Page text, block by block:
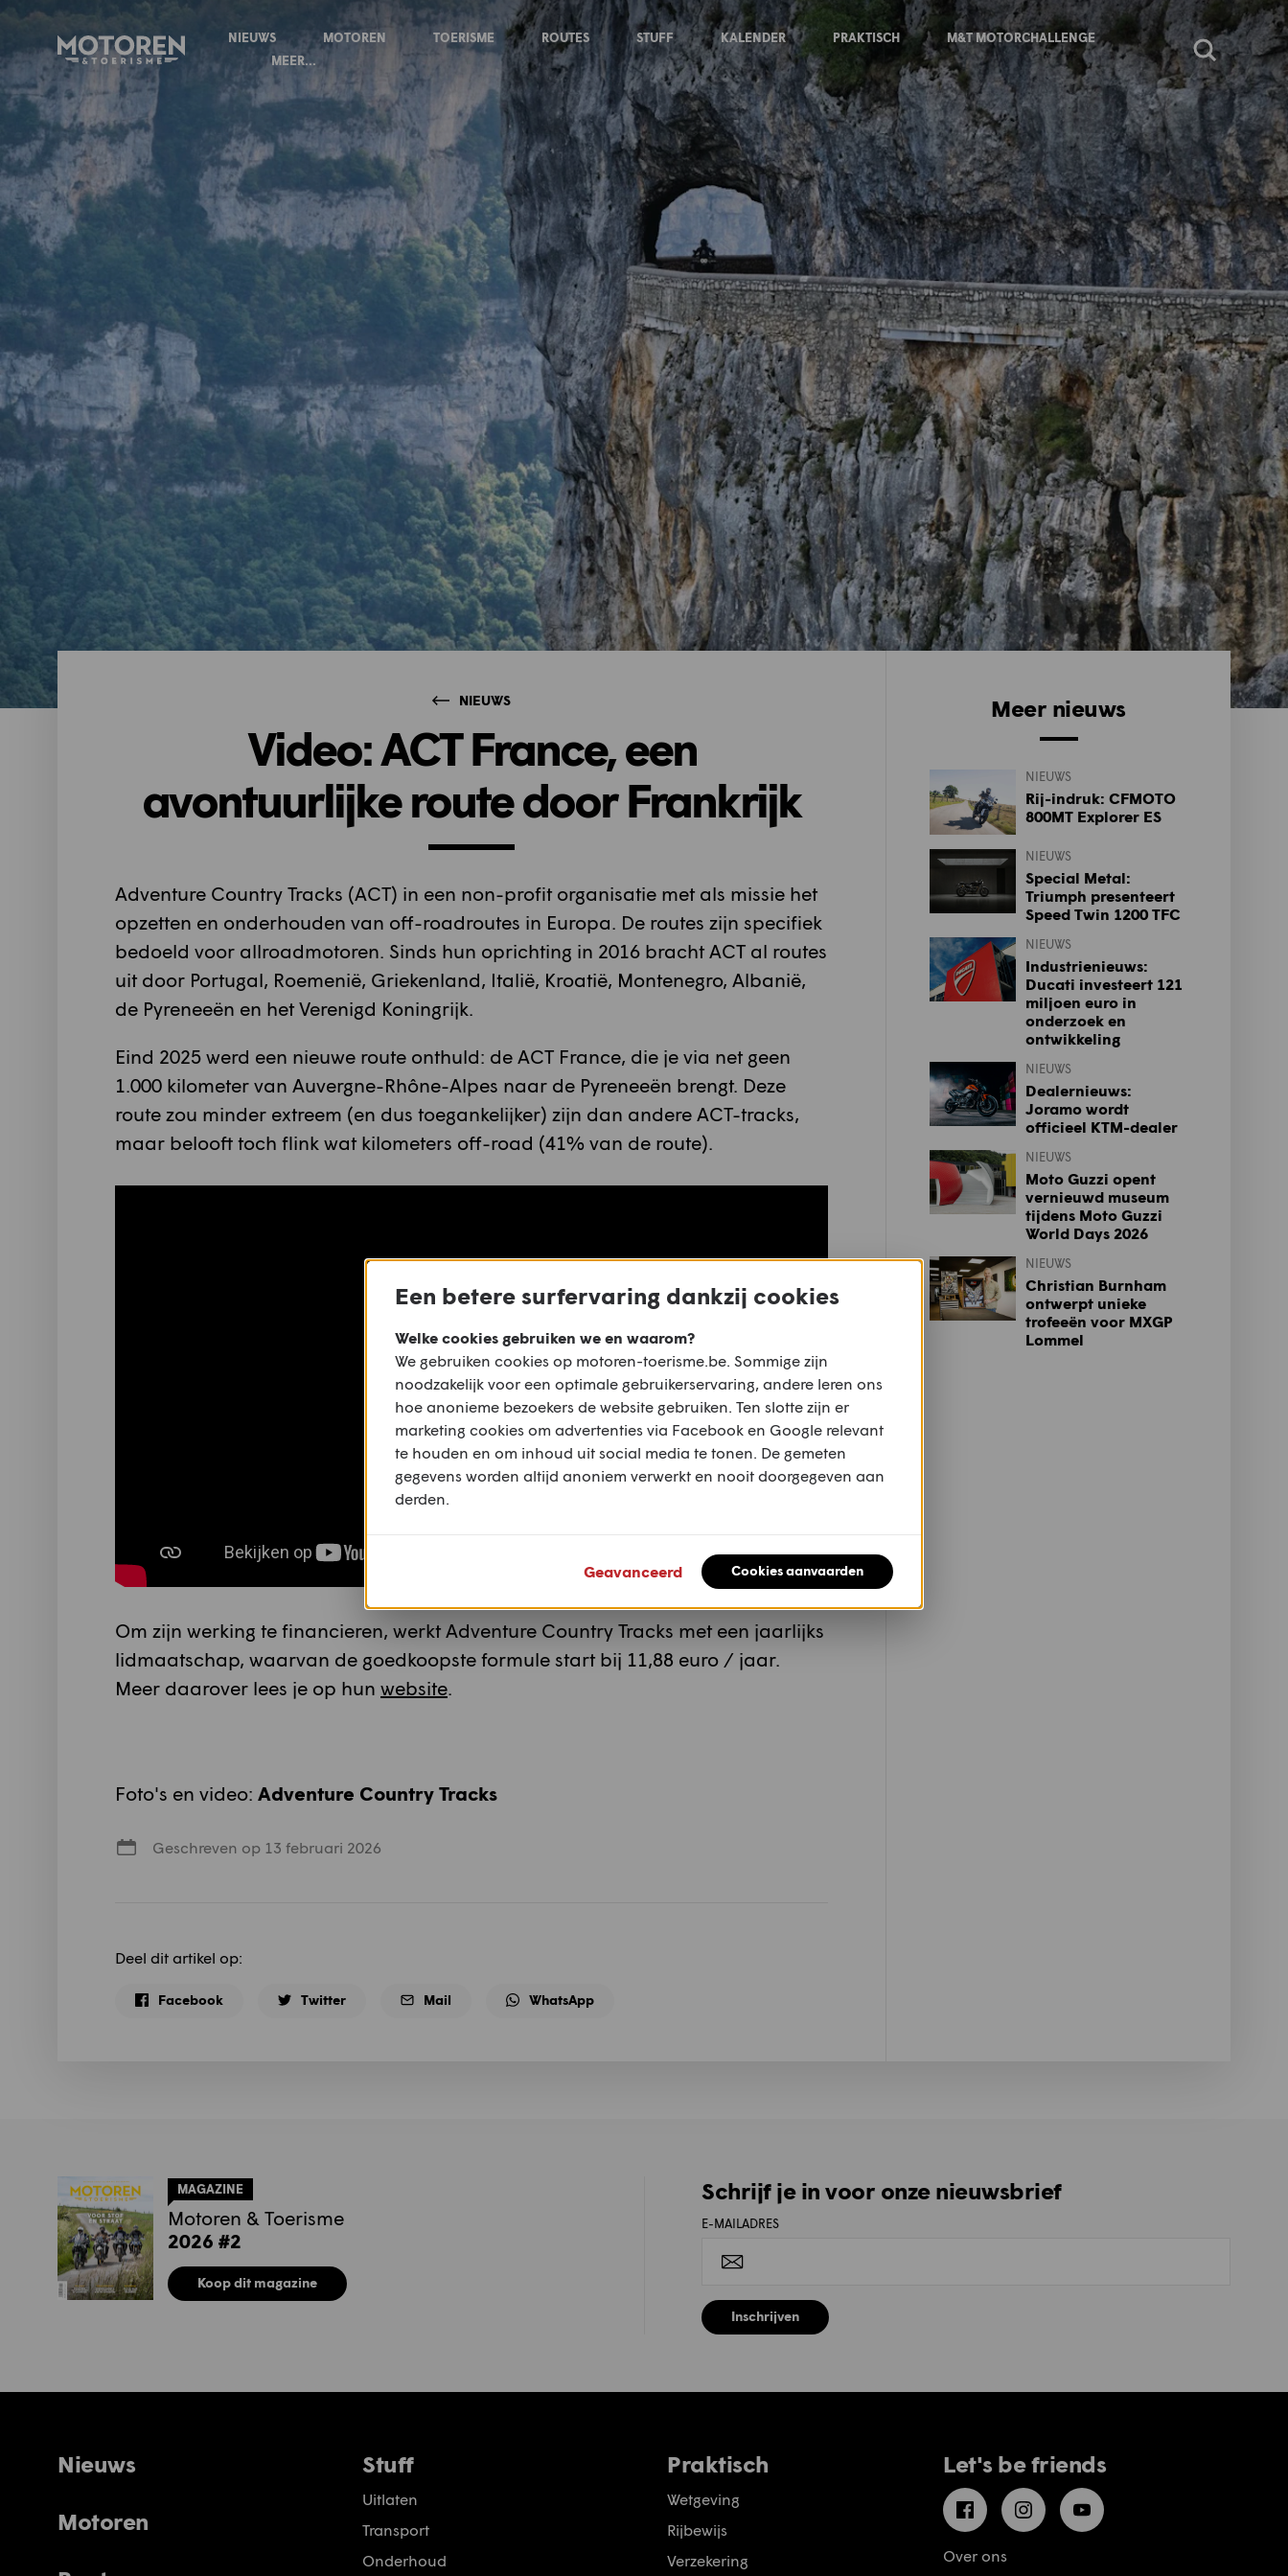
Homepage
NIEUWS MOTOREN TOERISME ROUTES STUFF KALENDER PRAKTISCH
M&T MOTORCHALLENGE
MEER...
Zoeken
NIEUWS
Video: ACT France, een
avontuurlijke route door Frankrijk
Adventure Country Tracks (ACT) in een non-profit organisatie met als missie het
opzetten en onderhouden van off-roadroutes in Europa. De routes zijn specifiek
bedoeld voor allroadmotoren. Sinds hun oprichting in 2016 bracht ACT al routes
uit door Portugal, Roemenië, Griekenland, Italië, Kroatië, Montenegro, Albanië,
de Pyreneeën en het Verenigd Koningrijk.
Eind 2025 werd een nieuwe route onthuld: de ACT France, die je via net geen
1.000 kilometer van Auvergne-Rhône-Alpes naar de Pyreneeën brengt. Deze
route zou minder extreem (en dus toegankelijker) zijn dan andere ACT-tracks,
maar belooft toch flink wat kilometers off-road (41% van de route).
Om zijn werking te financieren, werkt Adventure Country Tracks met een jaarlijks
lidmaatschap, waarvan de goedkoopste formule start bij 11,88 euro / jaar.
Meer daarover lees je op hun website
Foto's en video: Adventure Country Tracks
Geschreven op 13 februari 2026
Deel dit artikel op:
Facebook Twitter Mail WhatsApp
Meer nieuws
NIEUWS
Rij-indruk: CFMOTO
800MT Explorer ES
NIEUWS
Special Metal:
Triumph presenteert
Speed Twin 1200 TFC
NIEUWS
Industrienieuws:
Ducati investeert 121
miljoen euro in
onderzoek en
ontwikkeling
NIEUWS
Dealernieuws:
Joramo wordt
officieel KTM-dealer
NIEUWS
Moto Guzzi opent
vernieuwd museum
tijdens Moto Guzzi
World Days 2026
NIEUWS
Christian Burnham
ontwerpt unieke
trofeeën voor MXGP
Lommel
MAGAZINE
Motoren & Toerisme
2026 #2
Koop dit magazine
Schrijf je in voor onze nieuwsbrief
E-MAILADRES
Inschrijven
Nieuws
Motoren
Stuff
Uitlaten
Transport
Onderhoud
Praktisch
Wetgeving
Rijbewijs
Verzekering
Let's be friends
FacebookInstagramYouTube
Over ons
Een betere surfervaring dankzij cookies
Welke cookies gebruiken we en waarom?
We gebruiken cookies op motoren-toerisme.be. Sommige zijn
noodzakelijk voor een optimale gebruikerservaring, andere leren ons
hoe anonieme bezoekers de website gebruiken. Ten slotte zijn er
marketing cookies om advertenties via Facebook en Google relevant
te houden en om inhoud uit social media te tonen. De gemeten
gegevens worden altijd anoniem verwerkt en nooit doorgegeven aan
derden.
Geavanceerd Cookies aanvaarden